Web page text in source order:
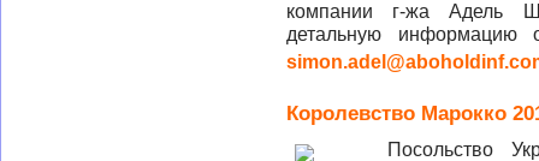
компании г-жа Адель
детальную информацию
Королевство Марокко
Посольство